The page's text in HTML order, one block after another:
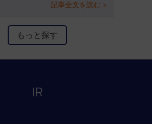
記事全文を読む >
もっと探す
IR